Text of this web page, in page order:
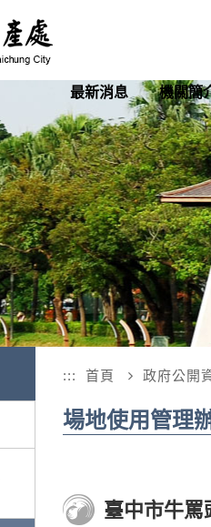
最新消息 機關簡
::: 首頁 政府公開
場地使用管理
臺中市牛罵